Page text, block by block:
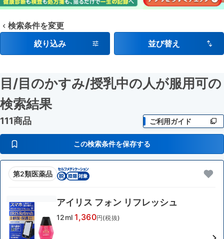
検索条件を変更
絞り込み
並び替え
目 /目のかすみ/授乳中の人が服用可の
検索結果
111商品 ご利用ガイド
この検索条件を保存する
第2類医薬品
アイリス フォン リフレッシュ
12ml 1,360円(税抜)